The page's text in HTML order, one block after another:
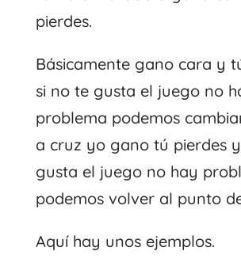
pierdes.
Básicamente gano cara y
si no te gusta el juego no
problema podemos
a cruz yo gano tú pierdes
gusta el juego no hay
podemos volver al punto
Aquí hay unos ejemplos.